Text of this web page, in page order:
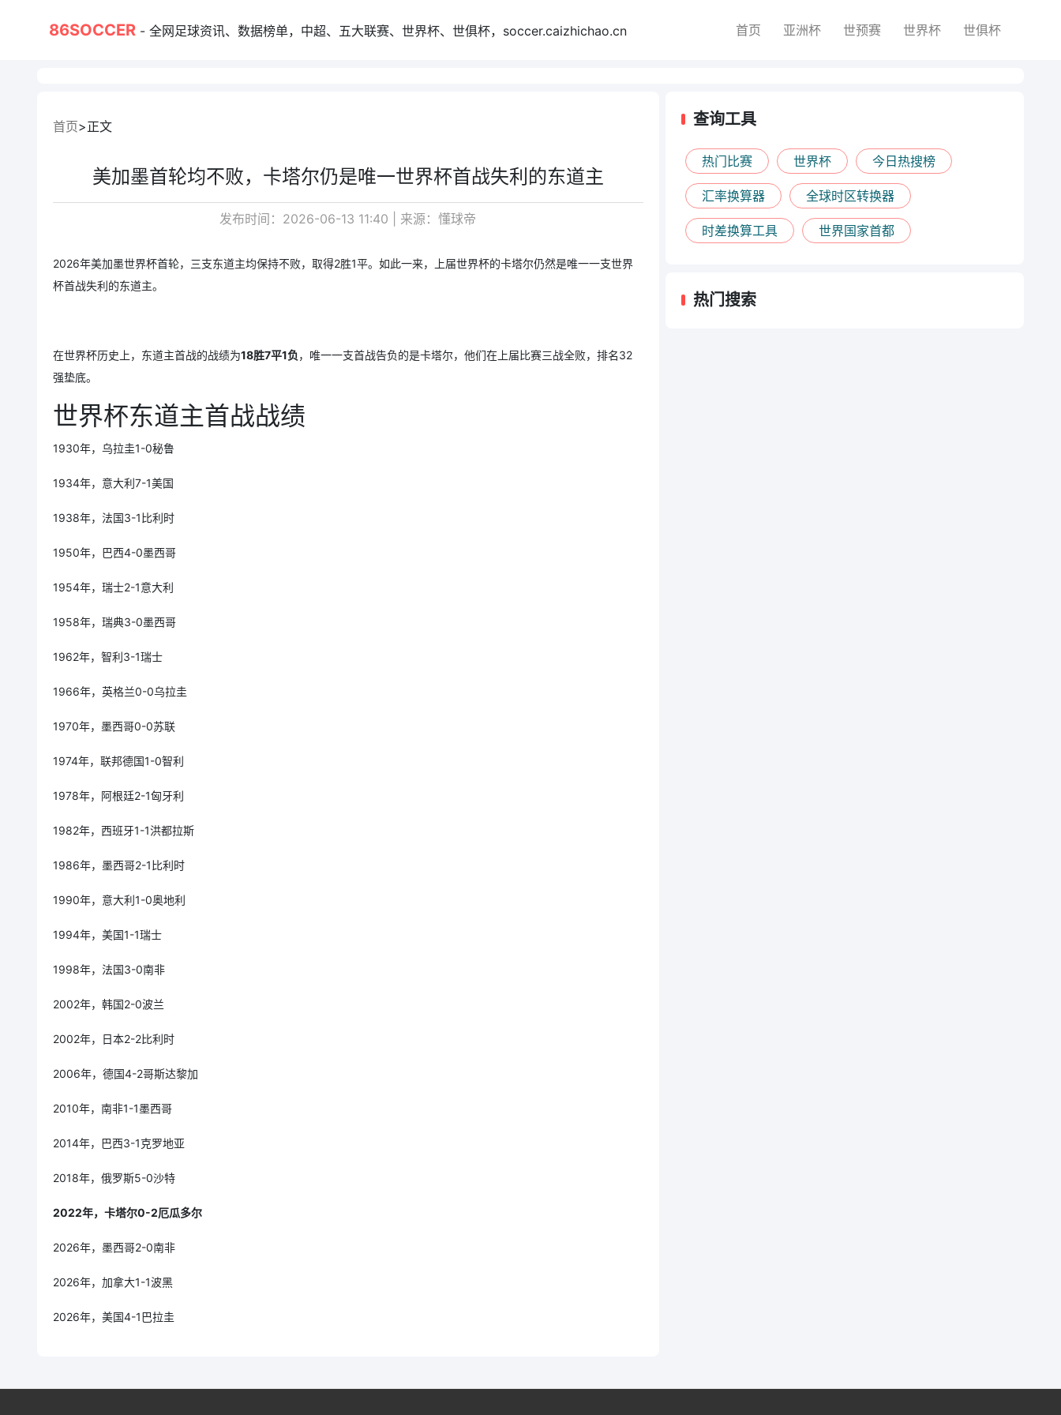
86SOCCER - 全网足球资讯、数据榜单，中超、五大联赛、世界杯、世俱杯，soccer.caizhichao.cn 首页 亚洲杯 世预赛 世界杯 世俱杯
首页 正文
美加墨首轮均不败，卡塔尔仍是唯一世界杯首战失利的东道主
发布时间：2026-06-13 11:40 | 来源：懂球帝
2026年美加墨世界杯首轮，三支东道主均保持不败，取得2胜1平。如此一来，上届世界杯的卡塔尔仍然是唯一一支世界
杯首战失利的东道主。
在世界杯历史上，东道主首战的战绩为18胜7平1负 ，唯一一支首战告负的是卡塔尔，他们在上届比赛三战全败，排名32
强垫底。
世界杯东道主首战战绩
1930年，乌拉圭1-0秘鲁
1934年，意大利7-1美国
1938年，法国3-1比利时
1950年，巴西4-0墨西哥
1954年，瑞士2-1意大利
1958年，瑞典3-0墨西哥
1962年，智利3-1瑞士
1966年，英格兰0-0乌拉圭
1970年，墨西哥0-0苏联
1974年，联邦德国1-0智利
1978年，阿根廷2-1匈牙利
1982年，西班牙1-1洪都拉斯
1986年，墨西哥2-1比利时
1990年，意大利1-0奥地利
1994年，美国1-1瑞士
1998年，法国3-0南非
2002年，韩国2-0波兰
2002年，日本2-2比利时
2006年，德国4-2哥斯达黎加
2010年，南非1-1墨西哥
2014年，巴西3-1克罗地亚
2018年，俄罗斯5-0沙特
2022年，卡塔尔0-2厄瓜多尔
2026年，墨西哥2-0南非
2026年，加拿大1-1波黑
2026年，美国4-1巴拉圭
查询工具
热门比赛 世界杯 今日热搜榜
汇率换算器 全球时区转换器
时差换算工具 世界国家首都
热门搜索